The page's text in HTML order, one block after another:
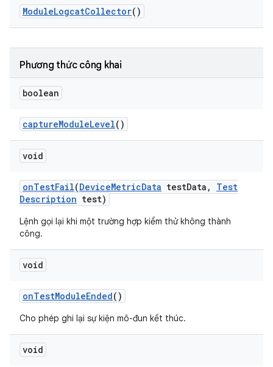
ModuleLogcatCollector()
Phương thức công khai
boolean
captureModuleLevel()
void
onTestFail(DeviceMetricData testData ,
Test
Description test)
Lệnh gọi lại khi một trường hợp kiểm thử không thành
công.
void
onTestModuleEnded()
Cho phép ghi lại sự kiện mô-đun kết thúc.
void